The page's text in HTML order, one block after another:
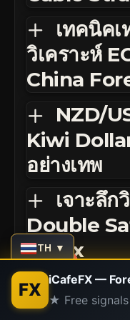
เทคนิค
วิเคราะห์
China
NZD/
Kiwi
อย่างเทพ
เจาะลึก
Double
Forex
TH ▼
FX iCafeFX —
★ Free
Open